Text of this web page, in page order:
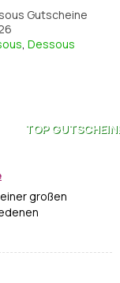
Gutscheine
, Dessous
TOP
großen